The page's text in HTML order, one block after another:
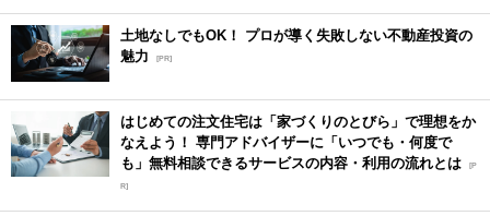
土地なしでもOK！ プロが導く失敗しない不動産投資の
魅力
[PR]
はじめての注文住宅は「家づくりのとびら」で理想をか
なえよう！ 専門アドバイザーに「いつでも・何度で
も」無料相談できるサービスの内容・利用の流れとは [P
R]